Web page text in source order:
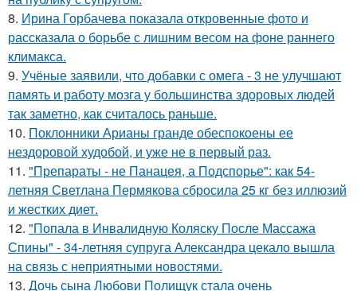
8. Ирина Горбачева показала откровенные фото и
рассказала о борьбе с лишним весом на фоне раннего
климакса.
9. Учёные заявили, что добавки с омега - 3 не улучшают
память и работу мозга у большинства здоровых людей
так заметно, как считалось раньше.
10. Поклонники Арианы гранде обеспокоены ее
нездоровой худобой, и уже не в первый раз.
11. "Препараты - не Панацея, а Подспорье": как 54-
летняя Светлана Пермякова сбросила 25 кг без иллюзий
и жестких диет.
12. "Попала в Инвалидную Коляску После Массажа
Спины" - 34-летняя супруга Александра цекало вышла
на связь с неприятными новостями.
13. Дочь сына Любови Полищук стала очень